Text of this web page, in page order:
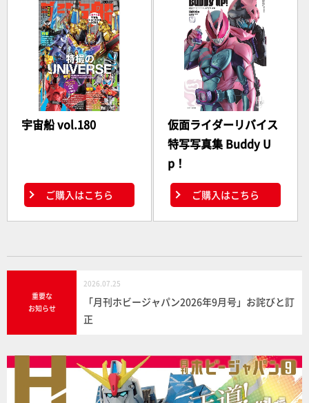
宇宙船 vol.180
ご購入はこちら
仮面ライダーリバイス
特写写真集 Buddy U
p！
ご購入はこちら
重要な
お知らせ
2026.07.25
「月刊ホビージャパン2026年9月号」お詫びと訂
正